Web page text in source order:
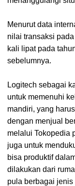
Menurut data
nilai transaksi
kali lipat pada
sebelumnya.
Logitech sebagai
untuk memenuhi
mandiri, yang
dengan menjual
melalui Tokopedia
juga untuk
bisa produktif
dilakukan dari
pula berbagai